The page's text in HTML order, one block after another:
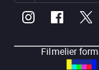
Filmelier